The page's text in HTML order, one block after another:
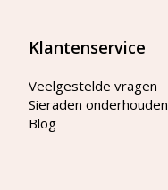
Klantenservice
Veelgestelde vragen
Sieraden onderhouden
Blog